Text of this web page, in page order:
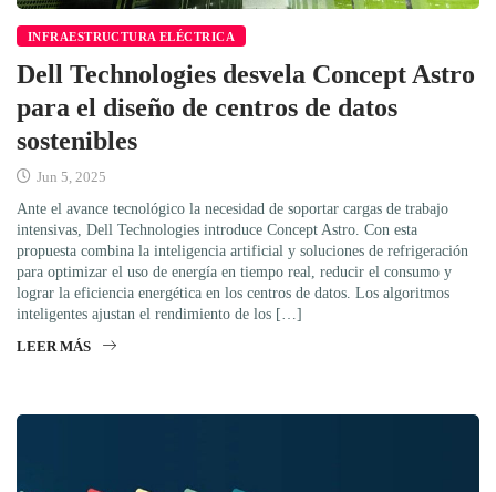
INFRAESTRUCTURA ELÉCTRICA
Dell Technologies desvela Concept Astro
para el diseño de centros de datos
sostenibles
Jun 5, 2025
Ante el avance tecnológico la necesidad de soportar cargas de trabajo
intensivas, Dell Technologies introduce Concept Astro. Con esta
propuesta combina la inteligencia artificial y soluciones de refrigeración
para optimizar el uso de energía en tiempo real, reducir el consumo y
lograr la eficiencia energética en los centros de datos. Los algoritmos
inteligentes ajustan el rendimiento de los […]
LEER MÁS